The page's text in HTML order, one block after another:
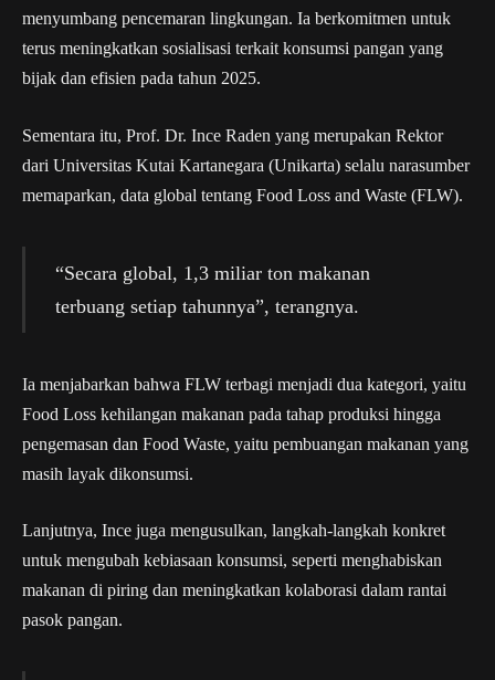
menyumbang pencemaran lingkungan. Ia berkomitmen untuk
terus meningkatkan sosialisasi terkait konsumsi pangan yang
bijak dan efisien pada tahun 2025.
Sementara itu, Prof. Dr. Ince Raden yang merupakan Rektor
dari Universitas Kutai Kartanegara (Unikarta) selalu narasumber
memaparkan, data global tentang Food Loss and Waste (FLW).
“Secara global, 1,3 miliar ton makanan
terbuang setiap tahunnya”, terangnya.
Ia menjabarkan bahwa FLW terbagi menjadi dua kategori, yaitu
Food Loss kehilangan makanan pada tahap produksi hingga
pengemasan dan Food Waste, yaitu pembuangan makanan yang
masih layak dikonsumsi.
Lanjutnya, Ince juga mengusulkan, langkah-langkah konkret
untuk mengubah kebiasaan konsumsi, seperti menghabiskan
makanan di piring dan meningkatkan kolaborasi dalam rantai
pasok pangan.